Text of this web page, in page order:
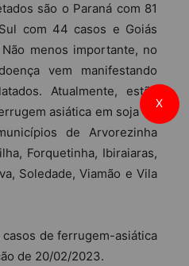
são o Paraná com 81
com 44 casos e Goiás
menos importante, no
vem manifestando
Atualmente, estão
asiática em soja no
de Arvorezinha
Forquetinha, Ibiraiaras,
Soledade, Viamão e Vila
de ferrugem-asiática
de 20/02/2023.
X